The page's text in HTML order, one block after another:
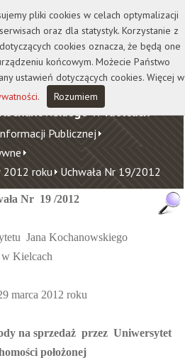
Biblioteka
Wydawnictwo
w Kielcach
Publicznej
2012 roku Uchwała Nr 19/2012
Nr 19 /2012
Jana Kochanowskiego
w Kielcach
marca 2012 roku
na sprzedaż przez Uniwersytet
położonej
pliki cookies w celach optymalizacji
oraz dla statystyk. Korzystanie z
cookies oznacza, że będą one
końcowym. Możecie Państwo
ustawień dotyczących cookies. Więcej w
. Rozumiem